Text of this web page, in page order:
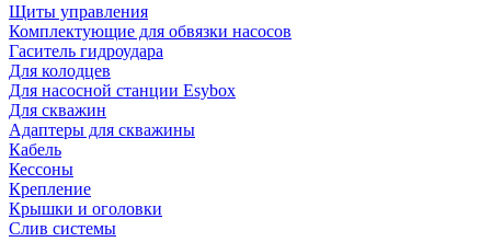
Щиты управления
Комплектующие для обвязки насосов
Гаситель гидроудара
Для колодцев
Для насосной станции Esybox
Для скважин
Адаптеры для скважины
Кабель
Кессоны
Крепление
Крышки и оголовки
Слив системы